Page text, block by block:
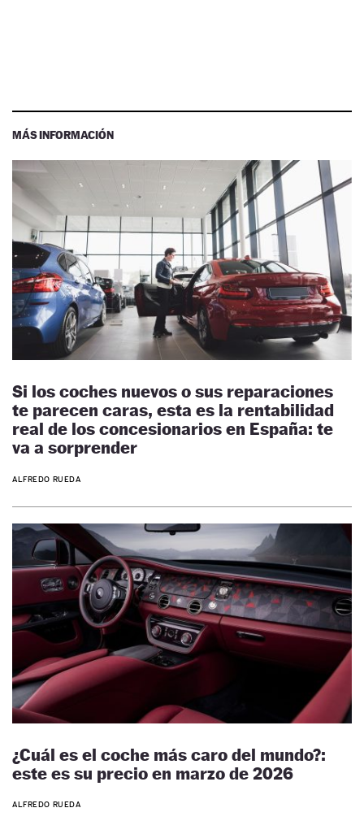
MÁS INFORMACIÓN
Si los coches nuevos o sus reparaciones
te parecen caras, esta es la rentabilidad
real de los concesionarios en España: te
va a sorprender
ALFREDO RUEDA
¿Cuál es el coche más caro del mundo?:
este es su precio en marzo de 2026
ALFREDO RUEDA